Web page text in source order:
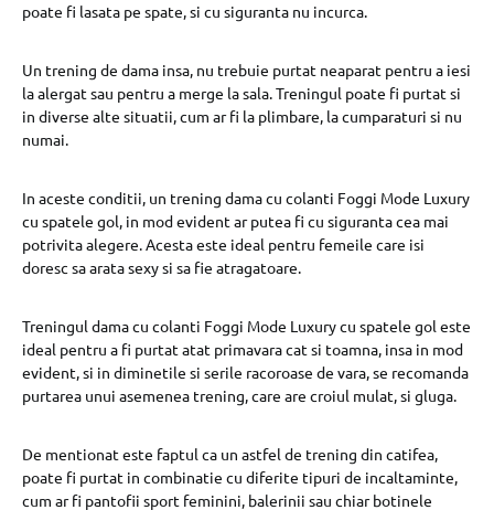
poate fi lasata pe spate, si cu siguranta nu incurca.
Un trening de dama insa, nu trebuie purtat neaparat pentru a iesi
la alergat sau pentru a merge la sala. Treningul poate fi purtat si
in diverse alte situatii, cum ar fi la plimbare, la cumparaturi si nu
numai.
In aceste conditii, un trening dama cu colanti Foggi Mode Luxury
cu spatele gol, in mod evident ar putea fi cu siguranta cea mai
potrivita alegere. Acesta este ideal pentru femeile care isi
doresc sa arata sexy si sa fie atragatoare.
Treningul dama cu colanti Foggi Mode Luxury cu spatele gol este
ideal pentru a fi purtat atat primavara cat si toamna, insa in mod
evident, si in diminetile si serile racoroase de vara, se recomanda
purtarea unui asemenea trening, care are croiul mulat, si gluga.
De mentionat este faptul ca un astfel de trening din catifea,
poate fi purtat in combinatie cu diferite tipuri de incaltaminte,
cum ar fi pantofii sport feminini, balerinii sau chiar botinele